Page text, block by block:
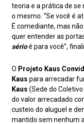
teoria e a prática de
o mesmo. “Se você é
É comediante, mas
quer entender as
sérioé para você”,
O Projeto Kaus
Kaus para arrecadar
Kaus (Sede do
do valor arrecadado
custeio do aluguel e
mantido sem nenhum